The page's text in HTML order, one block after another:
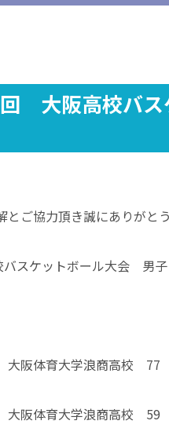
大阪高校バ
ご協力頂き誠にありがとう
スケットボール大会 男子
大阪体育大学浪商高校
大阪体育大学浪商高校